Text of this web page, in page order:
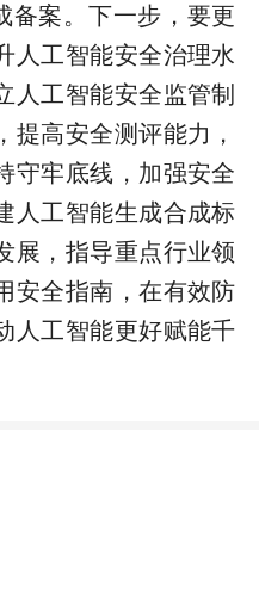
备案。下一步，要更
人工智能安全治理水
人工智能安全监管制
提高安全测评能力，
守牢底线，加强安全
人工智能生成合成标
展，指导重点行业领
安全指南，在有效防
人工智能更好赋能千